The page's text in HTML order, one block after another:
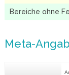
Bereiche ohne
Meta-